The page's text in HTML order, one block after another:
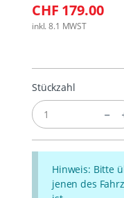
CHF 179.00
inkl. 8.1 MWST
Stückzahl
Hinweis: Bitte
jenen des